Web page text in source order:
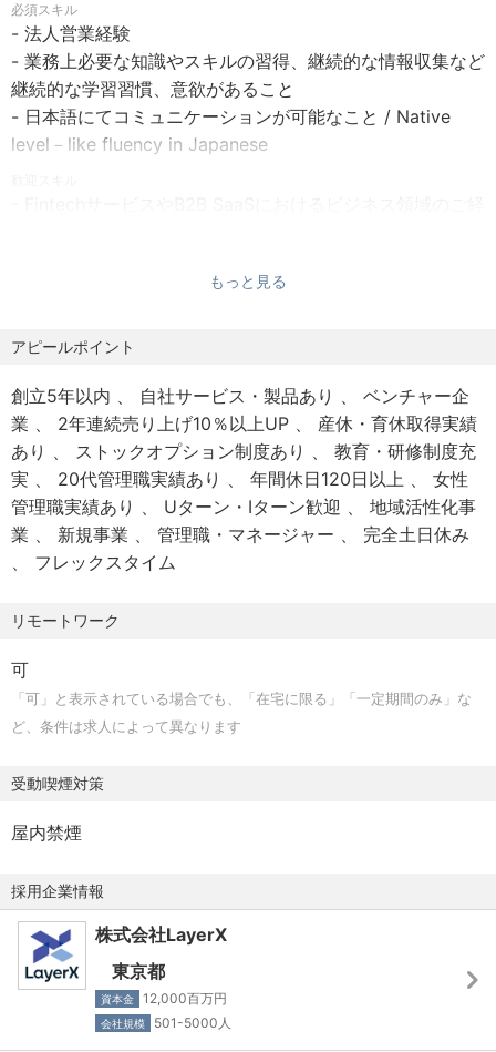
ます。だからこそ、私たちはお客様への価値提供をより強
く実現する必要があります。
そのためには、お客様のニーズを理解し、最適な活用方法
を提案し、時には戦略的でハイタッチなアプローチが必要
となります。
カード」の事業グロースを担います。
- 新規および既存のお客様に対してバクラクビジネスカード
をご活用いただくためのアクションの実施・検討
- 顧客ニーズや業務フローのヒアリング、課題整理、プロダ
クトへのフィードバック
- 他のバクラクシリーズを併用した新たな提供価値の創出お
よび、提供スキームの構築
- 「法人カード」というメガトレンドへの挑戦や、事業をグ
ロースさせるために自らが考え、実行までをオーナシップ
を持って取り組むことができます。
- The MODELにとらわれずにIS・FS・CSの垣根を超え、
さまざまな経験を積むことができます。
運営の中心部分を担う、新規事業の事業開発を担えます。
- 事業が続々と立ち上がる環境ゆえ、0→1/1→10/10→100な
■ツール・開発環境など
＜使用ツール（共通）＞
- コミュニケーション・コラボレーション
- Google Meet, Zoom, Slack, Miro, Notion
- ドキュメント・ワーク環境
- Google Workspace
■試用期間 あり （原則3ヶ月）
■福利厚生
- 交通費実費支給
- 社会保険完備
- 勉強会参加費用負担
- ウェルカム休暇（入社時に、半年後に付与される分とは別
- 圧倒的知的好奇心が満たされる職場環境
必須スキル
- 法人営業経験
- 業務上必要な知識やスキルの習得、継続的な情報収集など
継続的な学習習慣、意欲があること
- 日本語にてコミュニケーションが可能なこと / Native
level－like fluency in Japanese
幅広いコミュニケーション能力
- 開発チームとの協業経験
- 当社のミッション「すべての経済活動を、デジタル化す
る。」に共感する方
- 行動指針「徳 , Trustful Team , Bet AI , Fact Base , Be
Animal」に共感する方
- 当社羅針盤に共感する方
もっと見る
アピールポイント
創立5年以内 自社サービス・製品あり
ベンチャー企
業
2年連続売り上げ10％以上UP
産休・育休取得実績
あり
ストックオプション制度あり
教育・研修制度充
実
20代管理職実績あり 年間休日120日以上
女性
管理職実績あり
Uターン・Iターン歓迎
地域活性化事
業
新規事業 管理職・マネージャー
完全土日休み
フレックスタイム
リモートワーク
可
「可」と表示されている場合でも、「在宅に限る」「一定期間のみ」な
ど、条件は求人によって異なります
受動喫煙対策
屋内禁煙
採用企業情報
株式会社LayerX
東京都
資本金 12,000百万円
会社規模 501-5000人